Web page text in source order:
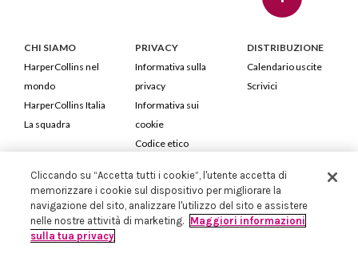
CHI SIAMO
HarperCollins nel
mondo
HarperCollins Italia
La squadra
PRIVACY
Informativa sulla
privacy
Informativa sui
cookie
Codice etico
DISTRIBUZIONE
Calendario uscite
Scrivici
HarperCollins Italia S.p.A. Viale Monte Nero, 84 - 20135 Milano
Cod. Fiscale e P.IVA 05946780151 - Capitale Sociale 258.250 €
Iscritta in Milano al Registro delle imprese nr.198004 e REA nr.1051898
Cliccando su “Accetta tutti i cookie”, l'utente accetta di
memorizzare i cookie sul dispositivo per migliorare la
navigazione del sito, analizzare l'utilizzo del sito e assistere
nelle nostre attività di marketing. Maggiori informazioni
sulla tua privacy